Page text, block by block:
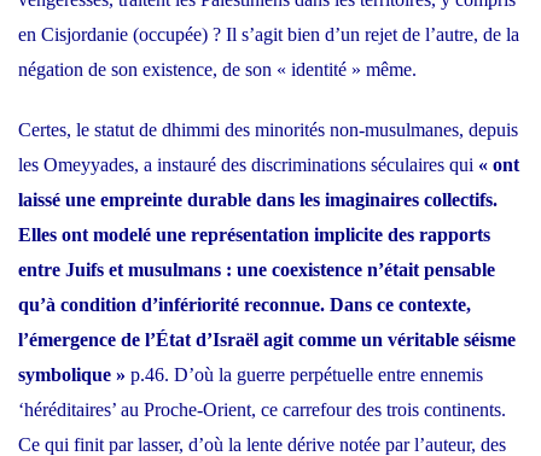
en Cisjordanie (occupée) ? Il s’agit bien d’un rejet de l’autre, de la
négation de son existence, de son « identité » même.
Certes, le statut de dhimmi des minorités non-musulmanes, depuis
les Omeyyades, a instauré des discriminations séculaires qui « ont
laissé une empreinte durable dans les imaginaires collectifs.
Elles ont modelé une représentation implicite des rapports
entre Juifs et musulmans : une coexistence n’était pensable
qu’à condition d’infériorité reconnue. Dans ce contexte,
l’émergence de l’État d’Israël agit comme un véritable séisme
symbolique » p.46. D’où la guerre perpétuelle entre ennemis
‘héréditaires’ au Proche-Orient, ce carrefour des trois continents.
Ce qui finit par lasser, d’où la lente dérive notée par l’auteur, des